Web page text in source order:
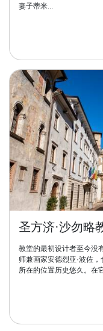
妻子蒂米...
圣方济·沙勿略
教堂的最初设计者至今没
师兼画家安德烈亚·波佐
所在的位置历史悠久。在